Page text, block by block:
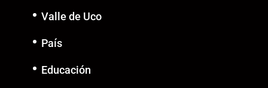
Valle de Uco
País
Educación